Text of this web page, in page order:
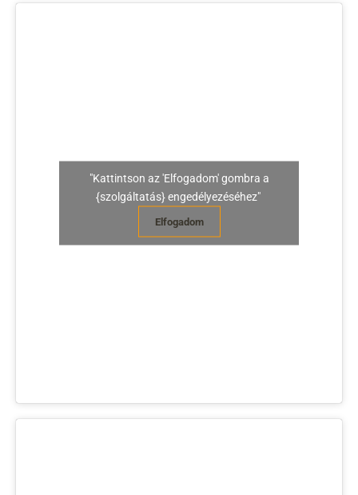
"Kattintson az 'Elfogadom' gombra a
{szolgáltatás} engedélyezéséhez"
Elfogadom